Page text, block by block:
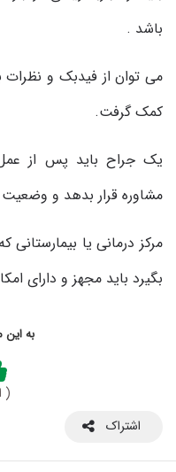
باشد .
می توان از فیدبک و نظرات
کمک گرفت.
یک جراح باید پس از
مشاوره قرار بدهد و وضعیت
مرکز درمانی یا
بگیرد باید مجهز و دارای
به این
(
اشتراک